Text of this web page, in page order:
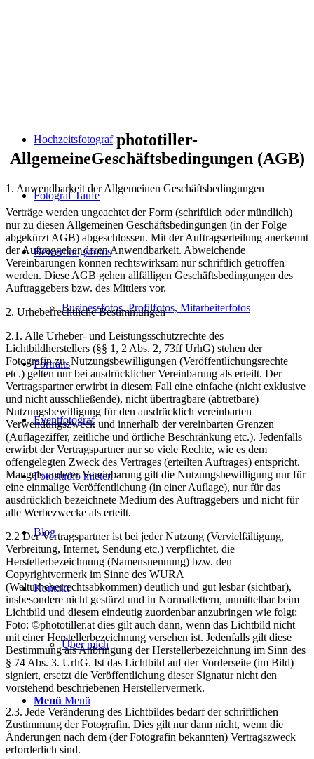
Hochzeitsfotograf
Fotograf Taufe
Bewerbungsfotos
Businessfotos, Profilfotos, Mitarbeiterfotos
Portraits
Eventfotograf
Fotostudio mieten
Blog
Kontakt
Über mich
Menü Menü
phototiller-
AllgemeineGeschäftsbedingungen (AGB)
1. Anwendbarkeit der Allgemeinen Geschäftsbedingungen
Verträge werden ungeachtet der Form (schriftlich oder mündlich)
nur zu diesen Allgemeinen Geschäftsbedingungen (in der Folge
abgekürzt AGB) abgeschlossen. Mit der Auftragserteilung anerkennt
der Auftraggeber deren Anwendbarkeit. Abweichende
Vereinbarungen können rechtswirksam nur schriftlich getroffen
werden. Diese AGB gehen allfälligen Geschäftsbedingungen des
Auftraggebers bzw. des Mittlers vor.
2. Urheberrechtliche Bestimmungen
2.1. Alle Urheber- und Leistungsschutzrechte des
Lichtbildherstellers (§§ 1, 2 Abs. 2, 73ff UrhG) stehen der
Fotografin zu. Nutzungsbewilligungen (Veröffentlichungsrechte
etc.) gelten nur bei ausdrücklicher Vereinbarung als erteilt. Der
Vertragspartner erwirbt in diesem Fall eine einfache (nicht exklusive
und nicht ausschließende), nicht übertragbare (abtretbare)
Nutzungsbewilligung für den ausdrücklich vereinbarten
Verwendungszweck und innerhalb der vereinbarten Grenzen
(Auflageziffer, zeitliche und örtliche Beschränkung etc.). Jedenfalls
erwirbt der Vertragspartner nur so viele Rechte, wie es dem
offengelegten Zweck des Vertrages (erteilten Auftrages) entspricht.
Mangels anderer Vereinbarung gilt die Nutzungsbewilligung nur für
eine einmalige Veröffentlichung (in einer Auflage), nur für das
ausdrücklich bezeichnete Medium des Auftraggebers und nicht für
alle Werbezwecke als erteilt.
2.2 Der Vertragspartner ist bei jeder Nutzung (Vervielfältigung,
Verbreitung, Internet, Sendung etc.) verpflichtet, die
Herstellerbezeichnung (Namensnennung) bzw. den
Copyrightvermerk im Sinne des WURA
(Welturheberrechtsabkommen) deutlich und gut lesbar (sichtbar),
insbesondere nicht gestürzt und in Normallettern, unmittelbar beim
Lichtbild und diesem eindeutig zuordenbar anzubringen wie folgt:
Foto: ©phototiller.at dies gilt auch dann, wenn das Lichtbild nicht
mit einer Herstellerbezeichnung versehen ist. Jedenfalls gilt diese
Bestimmung als Anbringung der Herstellerbezeichnung im Sinn des
§ 74 Abs. 3. UrhG. Ist das Lichtbild auf der Vorderseite (im Bild)
signiert, ersetzt die Veröffentlichung dieser Signatur nicht den
vorstehend beschriebenen Herstellervermerk.
2.3. Jede Veränderung des Lichtbildes bedarf der schriftlichen
Zustimmung der Fotografin. Dies gilt nur dann nicht, wenn die
Änderungen nach dem (der Fotografin bekannten) Vertragszweck
erforderlich sind.